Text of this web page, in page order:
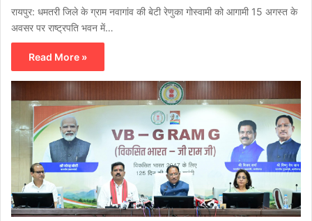
रायपुर: धमतरी जिले के ग्राम नवागांव की बेटी रेणुका गोस्वामी को आगामी 15 अगस्त के
अवसर पर राष्ट्रपति भवन में…
Read More »